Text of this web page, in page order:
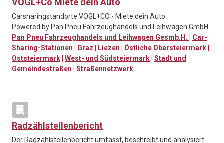
VOGL+Co Miete dein Auto
Carsharingstandorte VOGL+CO - Miete dein Auto
Powered by Pan Pneu Fahrzeughandels und Leihwagen GmbH
Pan Pneu Fahrzeughandels und Leihwagen Gesmb.H.
Car-
Sharing-Stationen
Graz Liezen Östliche Obersteiermark
Oststeiermark West- und Südsteiermark Stadt und
Gemeindestraßen
Straßennetzwerk
Radzählstellenbericht
Der Radzählstellenbericht umfasst, beschreibt und analysiert